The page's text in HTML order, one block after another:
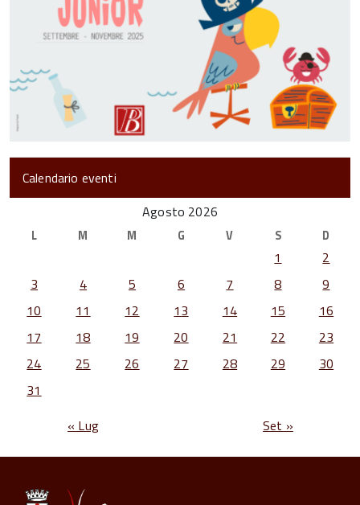
Calendario eventi
Agosto 2026
L M M G V S D
1
2
3
4 5 6 7 8
9
10
11 12 13 14 15
16
17
18 19 20 21 22
23
24
25 26 27 28 29
30
31
« Lug
Set »